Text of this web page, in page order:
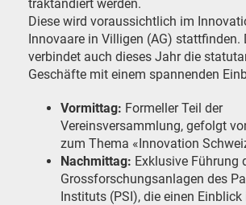
traktandiert werden.
Diese wird voraussichtlich im
Innovaare in Villigen (AG) stattfinden.
verbindet auch dieses Jahr die
Geschäfte mit einem spannenden
Vormittag: Formeller Teil der
Vereinsversammlung, gefolgt
zum Thema «Innovation
Nachmittag: Exklusive Führung
Grossforschungsanlagen des
Instituts (PSI), die einen Einblick